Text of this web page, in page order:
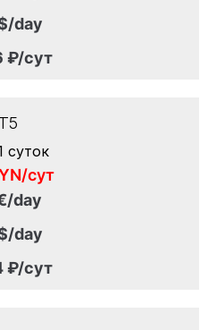
day
₽/сут
T5
суток
сут
day
day
₽/сут